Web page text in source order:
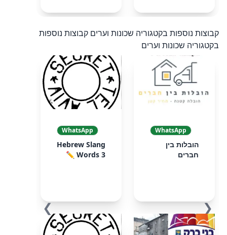
קבוצות נוספות בקטגוריה שכונות וערים קבוצות נוספות
בקטגוריה שכונות וערים
❮
WhatsApp
הובלות בין
חברים
WhatsApp
Hebrew Slang
Words 3 ✏️
❯